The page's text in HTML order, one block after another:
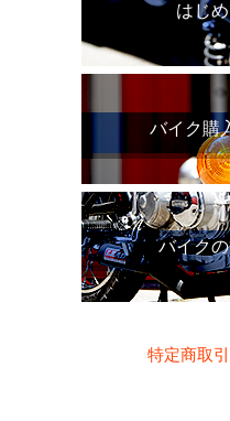
はじ
バイク購
バイク
特定商取